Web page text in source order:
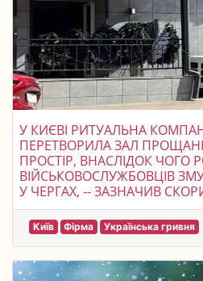
У КИЄВІ РИТУАЛЬНА
ПЕРЕТВОРИЛА ЗАЛ
ПРОСТІР, ВНАСЛІДОК ЧОГО
ВІЙСЬКОВОСЛУЖБОВЦІВ
У ЧЕРГАХ, -- ЗАЗНАЧИВ
Київ Фірма Українська гривня